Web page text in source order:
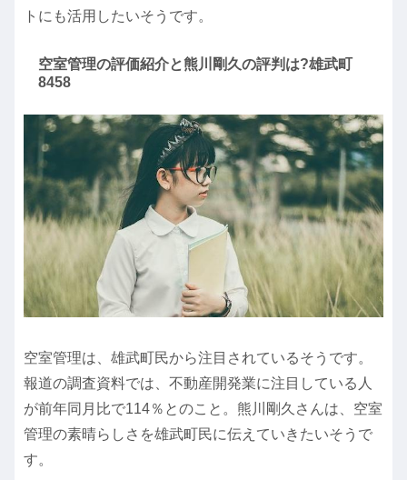
トにも活用したいそうです。
空室管理の評価紹介と熊川剛久の評判は?雄武町
8458
空室管理は、雄武町民から注目されているそうです。
報道の調査資料では、不動産開発業に注目している人
が前年同月比で114％とのこと。熊川剛久さんは、空室
管理の素晴らしさを雄武町民に伝えていきたいそうで
す。